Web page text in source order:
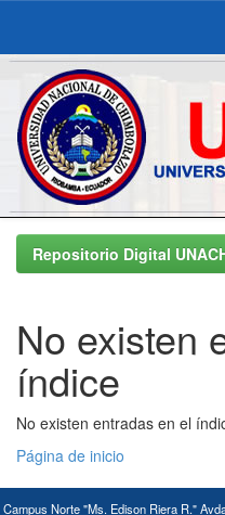
Skip
navigationRepositorio Digital
No existen
índice
No existen entradas en el
Página de inicio
Campus Norte "Ms. Edison Riera R."